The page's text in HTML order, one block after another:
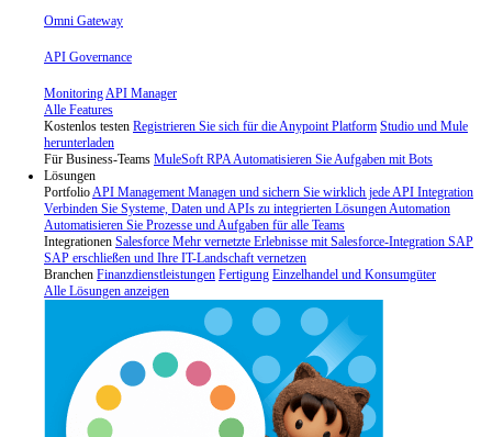
Omni Gateway
API Governance
MonitoringAPI Manager
Alle Features
Kostenlos testen Registrieren Sie sich für die Anypoint Platform Studio und Mule
herunterladen
Für Business-Teams MuleSoft RPAAutomatisieren Sie Aufgaben mit Bots
Lösungen
PortfolioAPI Management Managen und sichern Sie wirklich jede API Integration
Verbinden Sie Systeme, Daten und APIs zu integrierten LösungenAutomation
Automatisieren Sie Prozesse und Aufgaben für alle Teams
Integrationen Salesforce Mehr vernetzte Erlebnisse mit Salesforce-Integration SAP
SAP erschließen und Ihre IT-Landschaft vernetzen
Branchen Finanzdienstleistungen Fertigung Einzelhandel und Konsumgüter
Alle Lösungen anzeigen